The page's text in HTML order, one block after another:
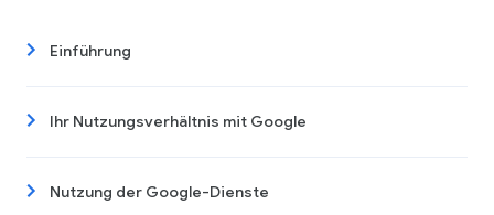
Einführung
Ihr Nutzungsverhältnis mit Google
Nutzung der Google-Dienste